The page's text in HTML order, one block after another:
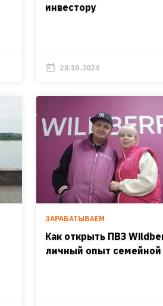
инвестору
28.10.2024
ЗАРАБАТЫВАЕМ
Как открыть ПВЗ
личный опыт